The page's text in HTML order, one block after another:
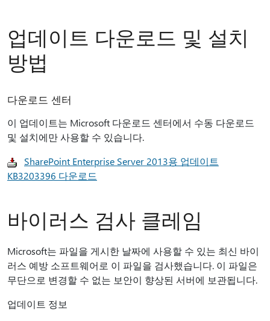
업데이트 다운로드 및 설치
방법
다운로드 센터
이 업데이트는 Microsoft 다운로드 센터에서 수동 다운로드
및 설치에만 사용할 수 있습니다.
SharePoint Enterprise Server 2013용 업데이트
KB3203396 다운로드
바이러스 검사 클레임
Microsoft는 파일을 게시한 날짜에 사용할 수 있는 최신 바이
러스 예방 소프트웨어로 이 파일을 검사했습니다. 이 파일은
무단으로 변경할 수 없는 보안이 향상된 서버에 보관됩니다.
업데이트 정보